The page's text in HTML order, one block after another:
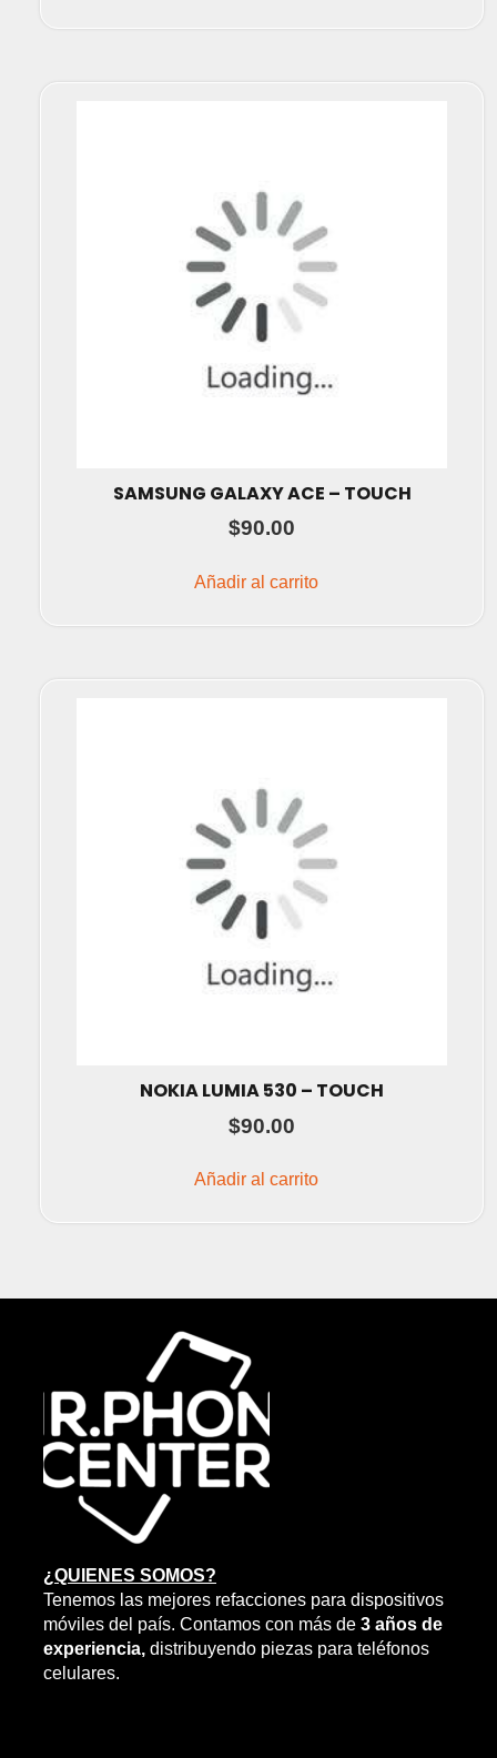
SAMSUNG GALAXY ACE – TOUCH
$90.00
Añadir al carrito
NOKIA LUMIA 530 – TOUCH
$90.00
Añadir al carrito
¿QUIENES SOMOS?
Tenemos las mejores refacciones para dispositivos
móviles del país. Contamos con más de 3 años de
experiencia, distribuyendo piezas para teléfonos
celulares.